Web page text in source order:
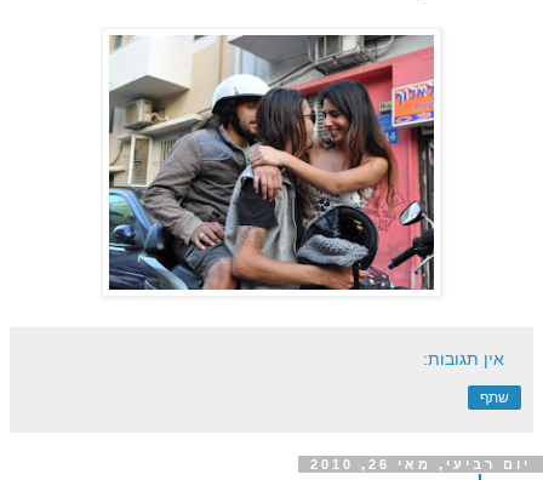
אין תגובות:
שתף
יום רביעי, מאי 26, 2010